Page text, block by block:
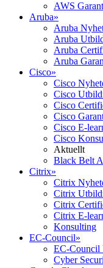
AWS
Aruba»
Aruba
Aruba
Aruba
Aruba
Cisco»
Cisco
Cisco
Cisco
Cisco
Cisco E-
Cisco
Aktuellt
Black Belt
Citrix»
Citrix
Citrix
Citrix
Citrix E-
Konsulting
EC-Council»
EC-Council
Cyber